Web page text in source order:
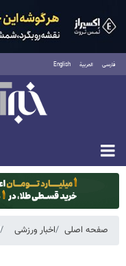
فارسی العربية English
یکشنبه ۱۸ مرداد ۱۴۰۵
صفحه اصلی اخبار ورزشی